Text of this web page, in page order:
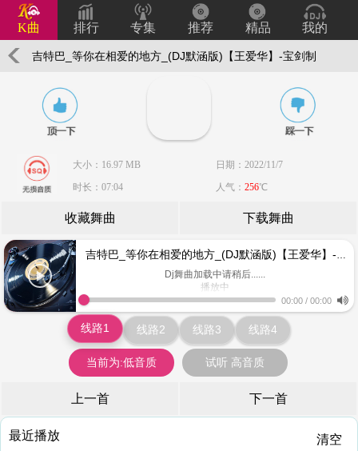
K曲 排行 专集 推荐 精品 我的
吉特巴_等你在相爱的地方_(DJ默涵版)【王爱华】-宝剑制
大小：16.97 MB
日期：2022/11/7
时长：07:04
人气： 256℃
收藏舞曲 下载舞曲
吉特巴_等你在相爱的地方_(DJ默涵版)【王爱华】-宝剑制作
Dj舞曲加载中请稍后......
播放中
www.keiqu.com
00:00 / 00:00
线路1 线路2 线路3 线路4
当前为:低音质 试听 高音质
上一首 下一首
最近播放 清空